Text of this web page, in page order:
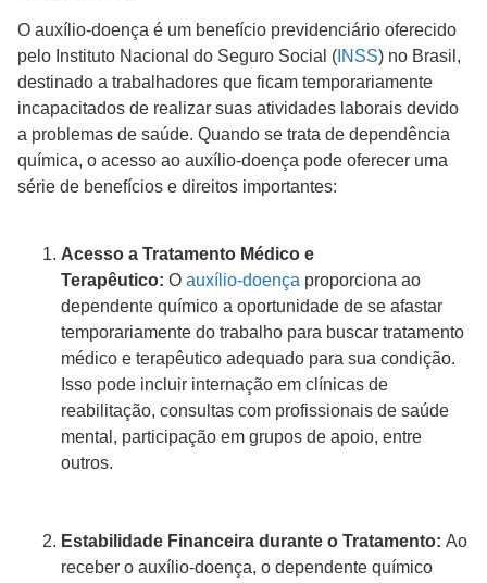
O auxílio-doença é um benefício previdenciário oferecido
pelo Instituto Nacional do Seguro Social ( INSS) no Brasil,
destinado a trabalhadores que ficam temporariamente
incapacitados de realizar suas atividades laborais devido
a problemas de saúde. Quando se trata de dependência
química, o acesso ao auxílio-doença pode oferecer uma
série de benefícios e direitos importantes:
Acesso a Tratamento Médico e
Terapêutico: O auxílio-doença proporciona ao
dependente químico a oportunidade de se afastar
temporariamente do trabalho para buscar tratamento
médico e terapêutico adequado para sua condição.
Isso pode incluir internação em clínicas de
reabilitação, consultas com profissionais de saúde
mental, participação em grupos de apoio, entre
outros.
Estabilidade Financeira durante o Tratamento: Ao
receber o auxílio-doença, o dependente químico